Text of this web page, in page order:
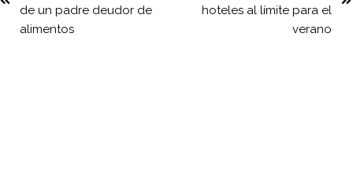
de un padre deudor de
alimentos
hoteles al límite para el
verano